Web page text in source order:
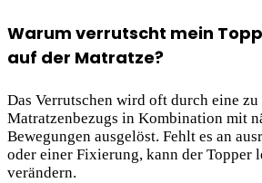
Warum verrutscht mein
auf der Matratze?
Das Verrutschen wird oft durch eine
Matratzenbezugs in Kombination mit
Bewegungen ausgelöst. Fehlt es an
oder einer Fixierung, kann der Topper
verändern.